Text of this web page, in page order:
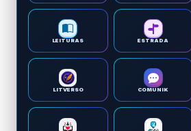
LEITURAS ESTRADA
LITVERSO COMUNIK